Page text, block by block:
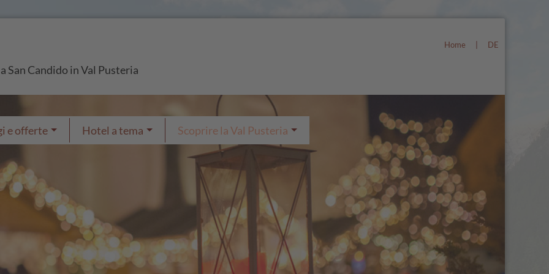
Home DE
Candido in Val Pusteria
e offerte Hotel a tema Scoprire la Val Pusteria